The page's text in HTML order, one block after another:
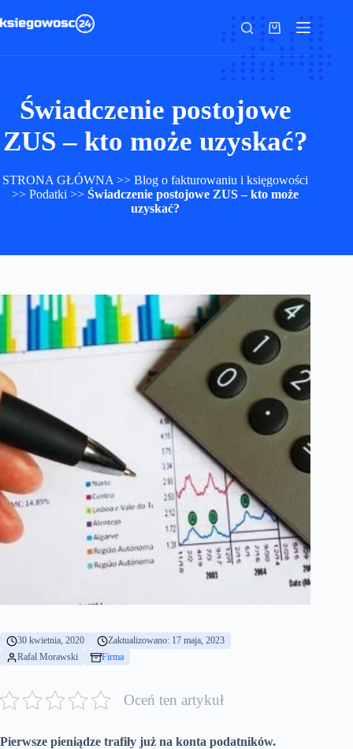
do
Koszyk
Świadczenie postojowe
ZUS – kto może uzyskać?
STRONA GŁÓWNA >>Blog o fakturowaniu i księgowości
>>Podatki >>Świadczenie postojowe ZUS – kto może
uzyskać?
30 kwietnia, 2020
Zaktualizowano: 17 maja, 2023
Rafal Morawski
Firma
Oceń ten artykuł
Pierwsze pieniądze trafiły już na konta podatników.